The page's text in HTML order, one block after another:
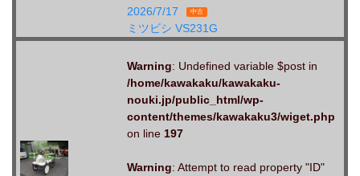
2026/7/17
中古
ミツビシ VS231G
Warning: Undefined variable $post in
/home/kawakaku/kawakaku-
nouki.jp/public_html/wp-
content/themes/kawakaku3/wiget.php
on line 197
Warning: Attempt to read property "ID"